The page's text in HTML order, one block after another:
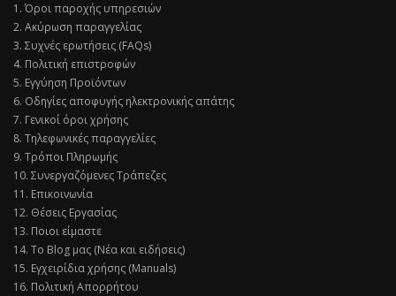
1. Όροι παροχής υπηρεσιών
2. Ακύρωση παραγγελίας
3. Συχνές ερωτήσεις (FAQs)
4. Πολιτική επιστροφών
5. Εγγύηση Προϊόντων
6. Οδηγίες αποφυγής ηλεκτρονικής απάτης
7. Γενικοί όροι χρήσης
8. Τηλεφωνικές παραγγελίες
9. Τρόποι Πληρωμής
10. Συνεργαζόμενες Τράπεζες
11. Επικοινωνία
12. Θέσεις Εργασίας
13. Ποιοι είμαστε
14. Το Blog μας (Νέα και ειδήσεις)
15. Εγχειρίδια χρήσης (Manuals)
16. Πολιτική Απορρήτου